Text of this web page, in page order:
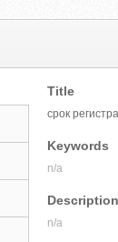
Title
срок
Keywords
n/a
Description
n/a